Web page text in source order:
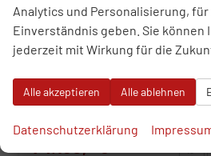
Audi RS3
Fahrzeugnr. 117487 Getriebe
Kraftstoff Benzin
Analytics und Personalisierung, für
Einverständnis geben. Sie können
jederzeit mit Wirkung für die
Alle akzeptieren Alle ablehnen
Datenschutzerklärung